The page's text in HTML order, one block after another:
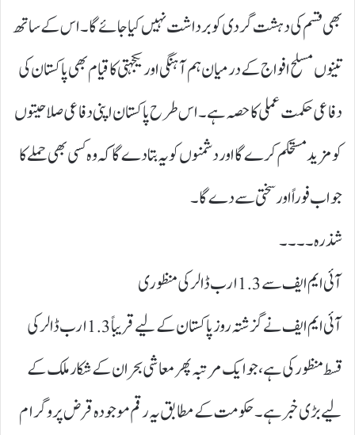
بھی قسم کی دہشت گردی کو برداشت نہیں کیا جائے گا۔ اس کے ساتھ
تینوں مسلح افواج کے درمیان ہم آہنگی اور یکجہتی کا قیام بھی پاکستان کی
دفاعی حکمت عملی کا حصہ ہے۔ اس طرح پاکستان اپنی دفاعی صلاحیتوں
کو مزید مستحکم کرے گا اور دشمنوں کو یہ بتادے گا کہ وہ کسی بھی حملے کا
جواب فوراً اور سختی سے دے گا۔
شذرہ۔۔۔۔
آئی ایم ایف سے 1.3ارب ڈالر کی منظوری
آئی ایم ایف نے گزشتہ روز پاکستان کے لیے قریباً 1.3ارب ڈالر کی
قسط منظور کی ہے، جو ایک مرتبہ پھر معاشی بحران کے شکار ملک کے
لیے بڑی خبر ہے۔ حکومت کے مطابق یہ رقم موجودہ قرض پروگرام